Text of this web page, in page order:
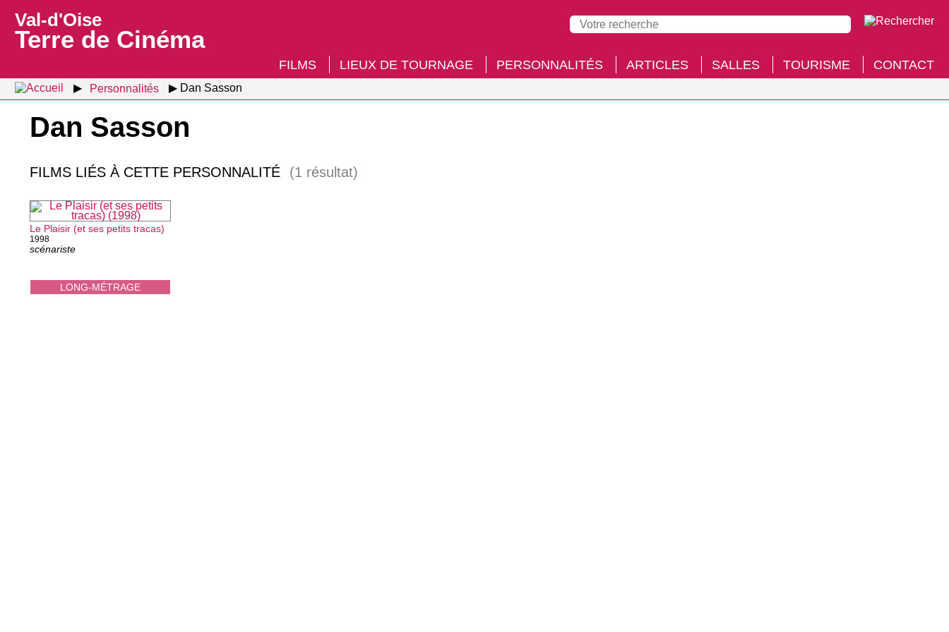
Val-d'Oise
Terre de Cinéma
FILMS LIEUX DE TOURNAGE PERSONNALITÉS ARTICLES SALLES TOURISME CONTACT
Personnalités Dan Sasson
Dan Sasson
FILMS LIÉS À CETTE PERSONNALITÉ (1 résultat)
LONG-MÉTRAGE
Le Plaisir (et ses petits tracas)
1998
scénariste